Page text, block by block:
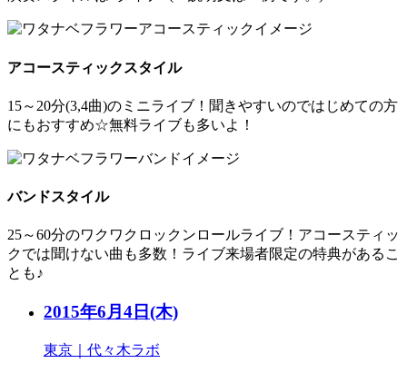
アコースティックスタイル
15～20分(3,4曲)のミニライブ！聞きやすいのではじめての方
にもおすすめ☆無料ライブも多いよ！
バンドスタイル
25～60分のワクワクロックンロールライブ！アコースティッ
クでは聞けない曲も多数！ライブ来場者限定の特典があるこ
とも♪
2015年6月4日(木)
東京｜代々木ラボ